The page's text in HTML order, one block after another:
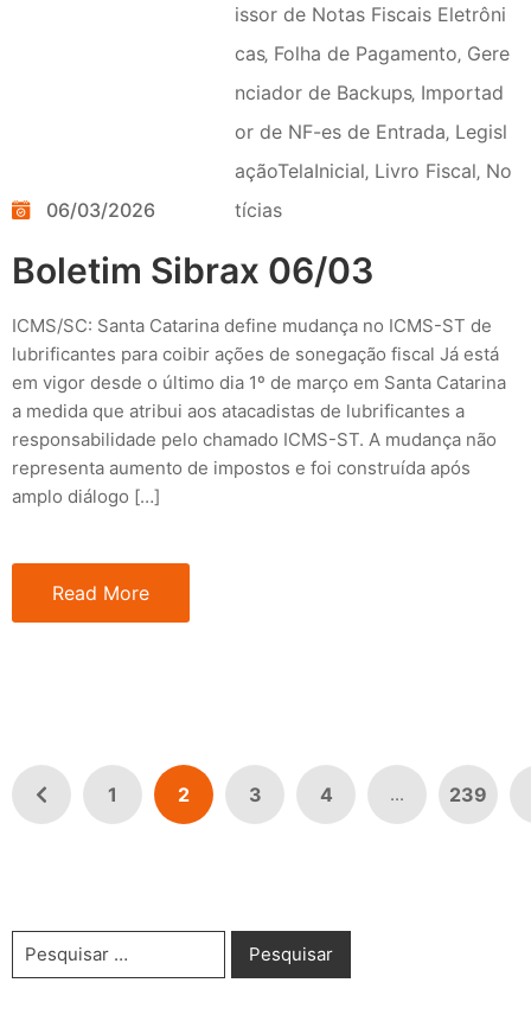
06/03/2026
issor de Notas Fiscais Eletrôni
cas‚ Folha de Pagamento‚ Gere
nciador de Backups‚ Importad
or de NF-es de Entrada‚ Legisl
açãoTelaInicial‚ Livro Fiscal‚ No
tícias
Boletim Sibrax 06/03
ICMS/SC: Santa Catarina define mudança no ICMS-ST de
lubrificantes para coibir ações de sonegação fiscal Já está
em vigor desde o último dia 1º de março em Santa Catarina
a medida que atribui aos atacadistas de lubrificantes a
responsabilidade pelo chamado ICMS-ST. A mudança não
representa aumento de impostos e foi construída após
amplo diálogo […]
Read More
1 2 3 4 ... 239